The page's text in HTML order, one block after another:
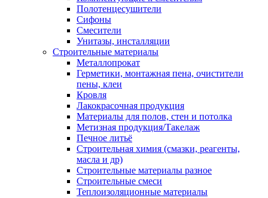
Полотенцесушители
Сифоны
Смесители
Унитазы, инсталляции
Строительные материалы
Металлопрокат
Герметики, монтажная пена, очистители
пены, клеи
Кровля
Лакокрасочная продукция
Материалы для полов, стен и потолка
Метизная продукция/Такелаж
Печное литьё
Строительная химия (смазки, реагенты,
масла и др)
Строительные материалы разное
Строительные смеси
Теплоизоляционные материалы